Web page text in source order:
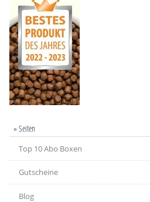
» Seiten
Top 10 Abo Boxen
Gutscheine
Blog